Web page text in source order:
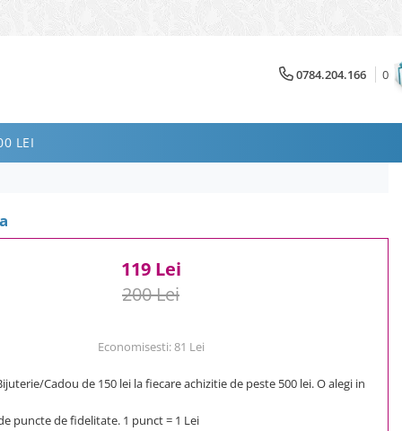
0784.204.166 0
LEI
119 Lei
200 Lei
Economisesti:81 Lei
Cadou de 150 lei la fiecare achizitie de peste 500 lei. O alegi in
puncte de fidelitate. 1 punct = 1 Lei